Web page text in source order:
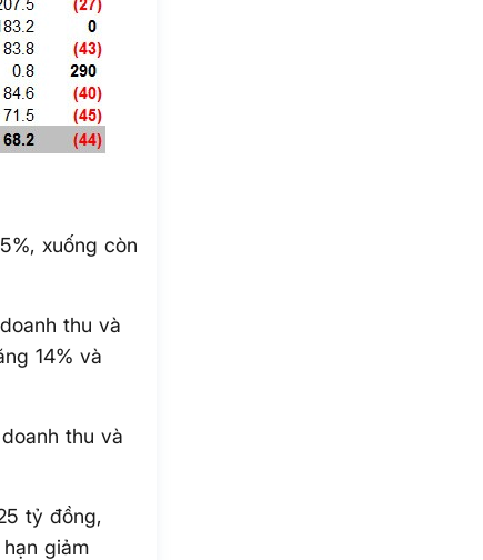
xuống còn
thu và
14% và
thu và
tỷ đồng,
giảm